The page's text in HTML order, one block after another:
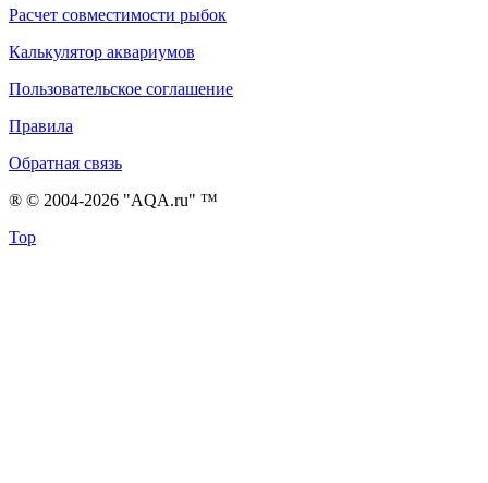
Расчет совместимости рыбок
Калькулятор аквариумов
Пользовательское соглашение
Правила
Обратная связь
® © 2004-2026 "AQA.ru" ™
Top